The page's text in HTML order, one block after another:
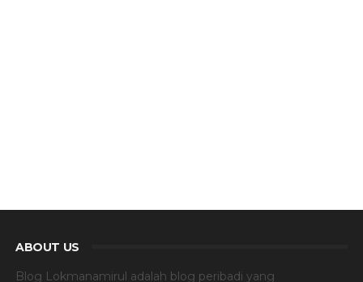
ABOUT US
Blog Lokmanamirul adalah blog peribadi yang